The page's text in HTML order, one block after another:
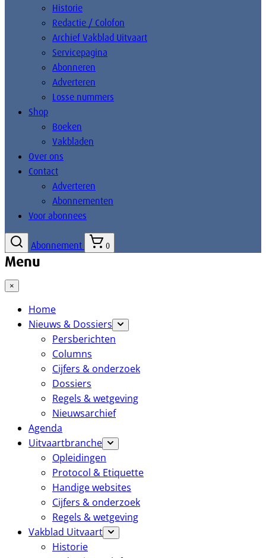
Historie
Redactie / Colofon
Archief Vakblad Uitvaart
Servicepagina
Abonneren
Adverteren
Losse nummers
Shop
Boeken
Vakbladen
Over ons
Contact
Adverteren
Abonnementen
Voor abonnees
Abonnement 0
Menu
×
Home
Nieuws & Dossiers
Persberichten
Columns
Cijfers & onderzoek
Dossiers
Regels & wetgeving
Nieuwsarchief
Agenda
Uitvaartbranche
Opleidingen
Protocol & Etiquette
Handige websites
Cijfers & onderzoek
Regels & wetgeving
Vakblad Uitvaart
Historie